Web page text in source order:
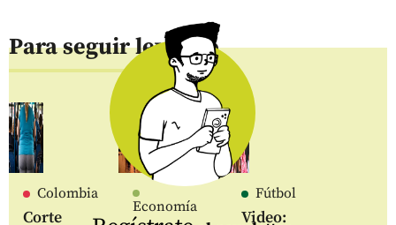
Para seguir leyendo
Colombia
Corte
Economía
Fútbol
Video: